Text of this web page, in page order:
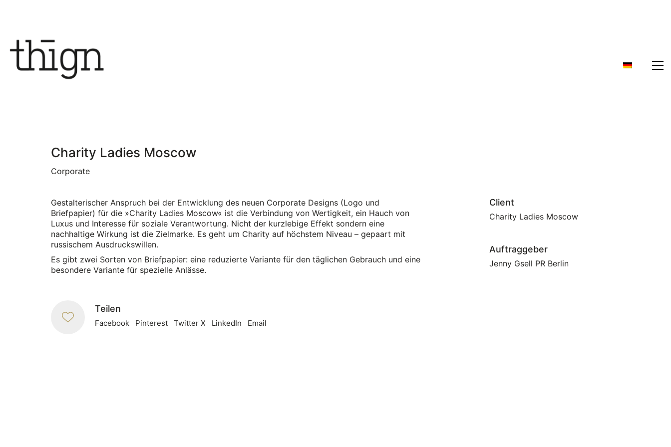
Charity Ladies Moscow
Corporate
Gestalterischer Anspruch bei der Entwicklung des neuen Corporate Designs (Logo und
Briefpapier) für die »Charity Ladies Moscow« ist die Verbindung von Wertigkeit, ein Hauch von
Luxus und Interesse für soziale Verantwortung. Nicht der kurzlebige Effekt sondern eine
nachhaltige Wirkung ist die Zielmarke. Es geht um Charity auf höchstem Niveau – gepaart mit
russischem Ausdruckswillen.
Es gibt zwei Sorten von Briefpapier: eine reduzierte Variante für den täglichen Gebrauch und eine
besondere Variante für spezielle Anlässe.
Client
Charity Ladies Moscow
Auftraggeber
Jenny Gsell PR Berlin
Teilen
Facebook Pinterest Twitter X LinkedIn Email